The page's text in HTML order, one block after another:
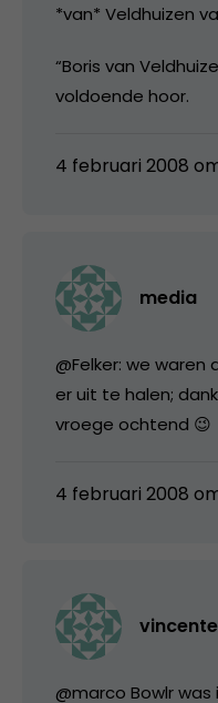
*van* Veldhuizen
“Boris van
voldoende hoor.
4 februari 2008 om
media
@Felker: we
er uit te halen;
vroege ochtend 😉
4 februari 2008
vincente
@marco Bowlr